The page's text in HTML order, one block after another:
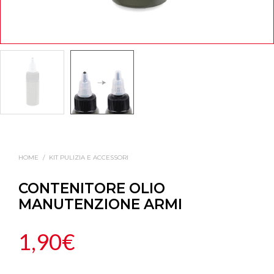
HOME / KIT PULIZIA E ACCESSORI
CONTENITORE OLIO
MANUTENZIONE ARMI
1,90€